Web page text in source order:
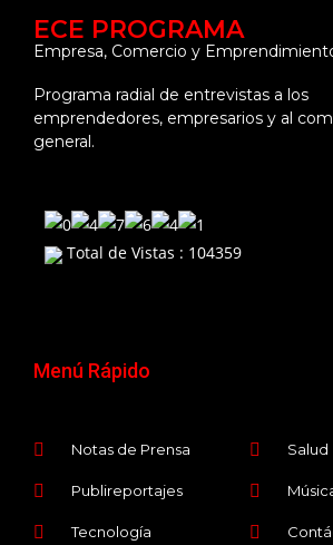
ECE PROGRAMA
Empresa, Comercio y
Programa radial de entrevistas a los
emprendedores, empresarios y al
general.
Total de Vistas : 104359
Menú Rápido
Notas de Prensa
Publireportajes
Tecnología
Salud